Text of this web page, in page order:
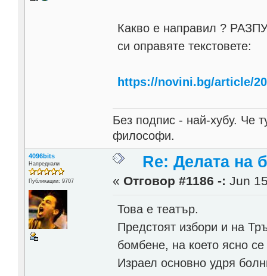
Какво е направил ?
си оправяте текстовете:
https://novini.bg/article/
Без подпис - най-хубу. Че
философи.
4096bits
Напреднали
Публикации: 9707
Re: Делата на
« Отговор #1186 -: Jun
Това е театър.
Предстоят избори и на
бомбене, на което ясно
Израел основно удря